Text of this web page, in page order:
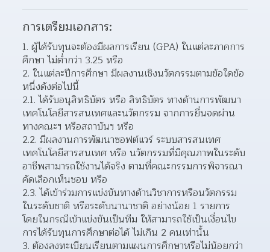
การเตรียมเอกสาร:
1. ผู้ได้รับทุนจะต้องมีผลการเรียน (GPA) ในแต่ละภาคการ
ศึกษา ไม่ต่ำกว่า 3.25 หรือ
2. ในแต่ละปีการศึกษา มีผลงานเชิงนวัตกรรมตามข้อใดข้อ
หนึ่งดังต่อไปนี้
2.1. ได้รับอนุสิทธิบัตร หรือ สิทธิบัตร ทางด้านการพัฒนา
เทคโนโลยีสารสนเทศและนวัตกรรม จากการยื่นจดผ่าน
ทางคณะฯ หรือสถาบันฯ หรือ
2.2. มีผลงานการพัฒนาซอฟต์แวร์ ระบบสารสนเทศ
เทคโนโลยีสารสนเทศ หรือ นวัตกรรมที่มีคุณภาพในระดับ
อาชีพสามารถใช้งานได้จริง ตามที่คณะกรรมการพิจารณา
คัดเลือกเห็นชอบ หรือ
2.3. ได้เข้าร่วมการแข่งขันทางด้านวิชาการหรือนวัตกรรม
ในระดับชาติ หรือระดับนานาชาติ อย่างน้อย 1 รายการ
โดยในกรณีเข้าแข่งขันเป็นทีม ให้สามารถใช้เป็นเงื่อนไข
การได้รับทุนการศึกษาต่อได้ ไม่เกิน 2 คนเท่านั้น
3. ต้องลงทะเบียนเรียนตามแผนการศึกษาหรือไม่น้อยกว่า